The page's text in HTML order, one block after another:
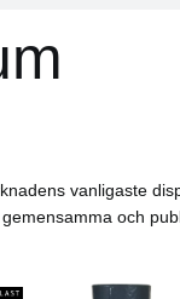
vanligaste
och